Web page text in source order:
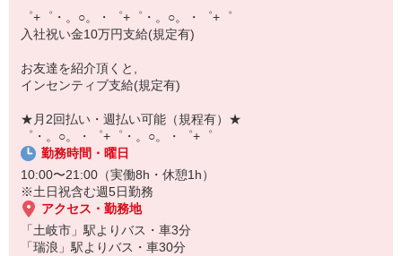
法人営業・アパレル販売・個別指導塾・人材紹介
▼人気案件も多数♪
短期・期間限定・オープニング・官公庁案件
上場/優良/大手企業など
【スマホ面接実施中】
￣￣￣￣￣￣￣￣￣
自宅に居ながらスマホでカンタン面接OK！
オンライン面談なのでスピード対応。
゜+゜・。○。・゜+゜・。○。・゜+゜
入社祝い金10万円支給(規定有)
お友達を紹介頂くと,
インセンティブ支給(規定有)
★月2回払い・週払い可能（規程有）★
゜・。○。・゜+゜・。○。・゜+゜
勤務時間・曜日
10:00〜21:00（実働8h・休憩1h）
※土日祝含む週5日勤務
アクセス・勤務地
「土岐市」駅よりバス・車3分
「瑞浪」駅よりバス・車30分